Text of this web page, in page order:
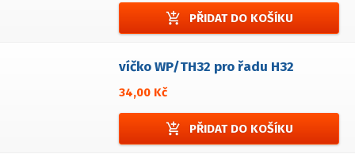
add_shopping_cart PŘIDAT DO KOŠÍKU
víčko WP/TH32 pro řadu H32
34,00 Kč
add_shopping_cart PŘIDAT DO KOŠÍKU